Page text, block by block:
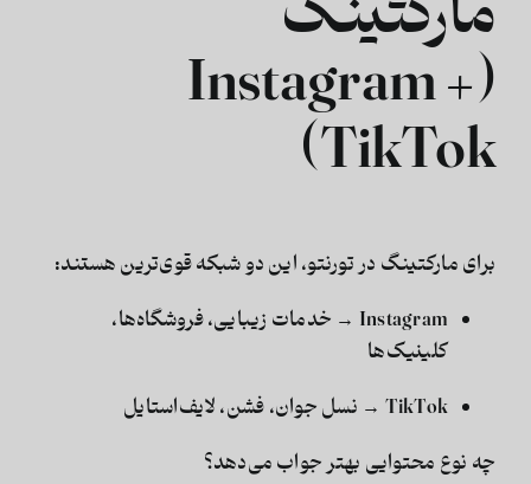
(Instagram +
TikTok)
برایمارکتینگ در تورنتو، این دو شبکه قوی‌ترین هستند:
Instagram → خدمات زیبایی، فروشگاه‌ها،
کلینیک‌ها
TikTok → نسل جوان، فشن، لایف‌استایل
چه نوع محتوایی بهتر جواب می‌دهد؟